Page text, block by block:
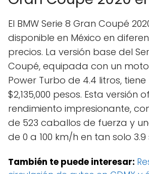
El BMW Serie 8 Gran Coupé
disponible en México en
precios. La versión base del
Coupé, equipada con un
Power Turbo de 4.4 litros,
$2,135,000 pesos. Esta versión
rendimiento impresionante,
de 523 caballos de fuerza y
de 0 a 100 km/h en tan solo
También te puede interesar: